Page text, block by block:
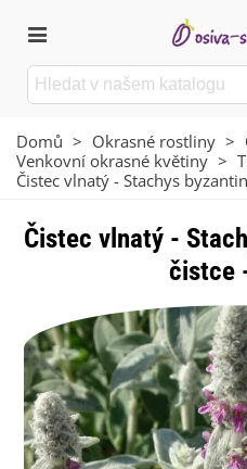
Domů > Okrasné rostliny >
Venkovní okrasné květiny >
Čistec vlnatý - Stachys
Čistec vlnatý -
čistce